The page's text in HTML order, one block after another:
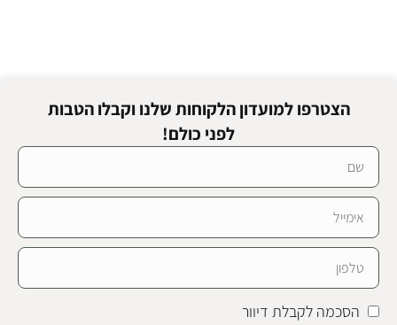
הצטרפו למועדון הלקוחות שלנו וקבלו הטבות
לפני כולם!
הסכמה לקבלת דיוור